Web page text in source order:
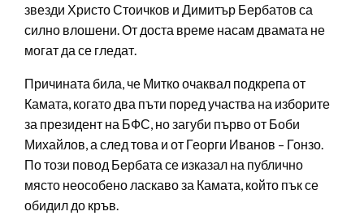
звезди Христо Стоичков и Димитър Бербатов са
силно влошени. От доста време насам двамата не
могат да се гледат.
Причината била, че Митко очаквал подкрепа от
Камата, когато два пъти поред участва на изборите
за президент на БФС, но загуби първо от Боби
Михайлов, а след това и от Георги Иванов – Гонзо.
По този повод Бербата се изказал на публично
място неособено ласкаво за Камата, който пък се
обидил до кръв.